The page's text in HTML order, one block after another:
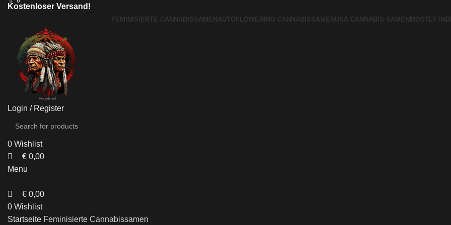
Kostenloser Versand!
FEMINISIERTE CANNABISSAMEN AUTOFLOWERING CANNABISSAMEN USA CANNABIS SAMEN MOSTLY
Login / Register
0 Wishlist
0
€ 0,00
Menu
0
€ 0,00
0 Wishlist
Startseite Feminisierte Cannabissamen
0